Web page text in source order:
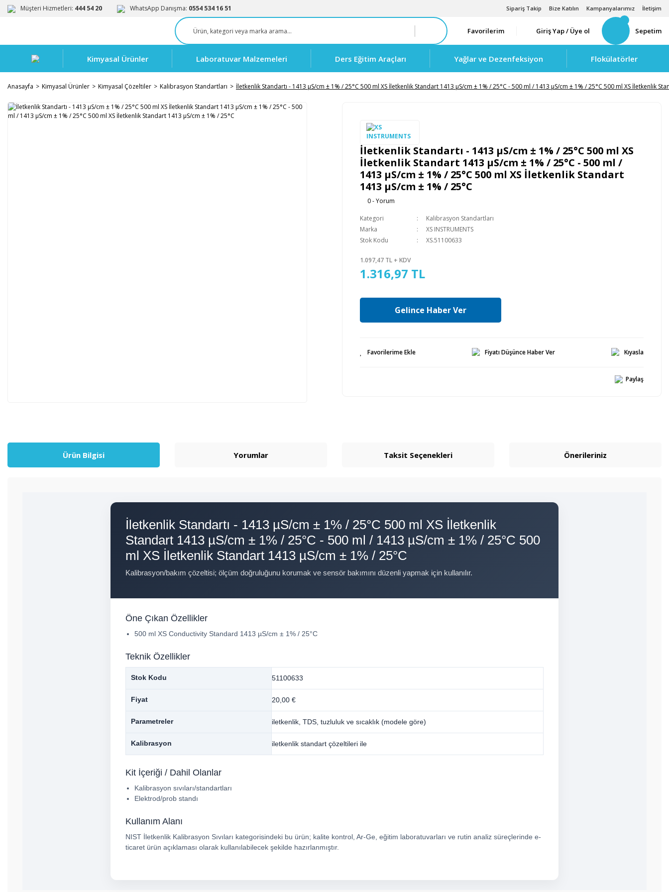
Müşteri Hizmetleri: 444 54 20 WhatsApp Danışma: 0554 534 16 51 Sipariş Takip Bize Katılın Kampanyalarımız İletişim
Favorilerim Giriş Yap / Üye ol Sepetim
Kimyasal Ürünler Laboratuvar Malzemeleri Ders Eğitim Araçları Yağlar ve Dezenfeksiyon Flokülatörler
Anasayfa Kimyasal Ürünler Kimyasal Çözeltiler Kalibrasyon Standartları İletkenlik Standartı - 1413 µS/cm ± 1% / 25°C 500 ml XS İletkenlik Standart 1413 µS/cm ± 1% / 25°C - 500 ml / 1413 µS/cm ± 1% / 25°C 500 ml XS İletkenlik
İletkenlik Standartı - 1413 µS/cm ± 1% / 25°C 500 ml XS
İletkenlik Standart 1413 µS/cm ± 1% / 25°C - 500 ml /
1413 µS/cm ± 1% / 25°C 500 ml XS İletkenlik Standart
1413 µS/cm ± 1% / 25°C
0 - Yorum
Kategori
Kalibrasyon Standartları
Marka
XS INSTRUMENTS
Stok Kodu
XS.51100633
1.097,47 TL + KDV
1.316,97 TL
Gelince Haber Ver
Fiyatı Düşünce Haber Ver Kıyasla
Paylaş
Ürün Bilgisi Yorumlar Taksit Seçenekleri Önerileriniz
İletkenlik Standartı - 1413 µS/cm ± 1% / 25°C 500 ml XS İletkenlik
Standart 1413 µS/cm ± 1% / 25°C - 500 ml / 1413 µS/cm ± 1% / 25°C 500
ml XS İletkenlik Standart 1413 µS/cm ± 1% / 25°C
Kalibrasyon/bakım çözeltisi; ölçüm doğruluğunu korumak ve sensör bakımını düzenli yapmak için kullanılır.
Öne Çıkan Özellikler
500 ml XS Conductivity Standard 1413 µS/cm ± 1% / 25°C
Teknik Özellikler
Stok Kodu 51100633
Fiyat 20,00 €
Parametreler iletkenlik, TDS, tuzluluk ve sıcaklık (modele göre)
Kalibrasyon iletkenlik standart çözeltileri ile
Kit İçeriği / Dahil Olanlar
Kalibrasyon sıvıları/standartları
Elektrod/prob standı
Kullanım Alanı
NIST İletkenlik Kalibrasyon Sıvıları kategorisindeki bu ürün; kalite kontrol, Ar-Ge, eğitim laboratuvarları ve rutin analiz süreçlerinde e-
ticaret ürün açıklaması olarak kullanılabilecek şekilde hazırlanmıştır.